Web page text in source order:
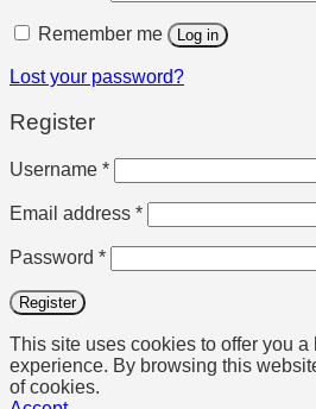
Remember me Log in
Lost your password?
Register
Username *Required
Email address *Required
Password *Required
Register
This site uses cookies to offer you a
experience. By browsing this
of cookies.